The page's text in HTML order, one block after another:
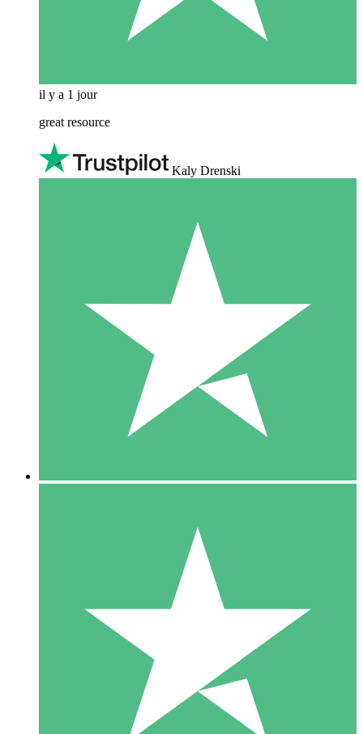
il y a 1 jour
great resource
Kaly Drenski